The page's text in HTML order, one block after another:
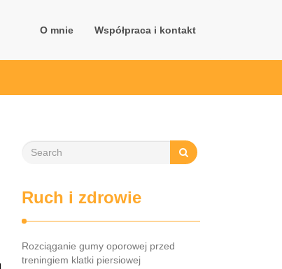
O mnie Współpraca i kontakt
Ruch i zdrowie
Rozciąganie gumy oporowej przed
treningiem klatki piersiowej